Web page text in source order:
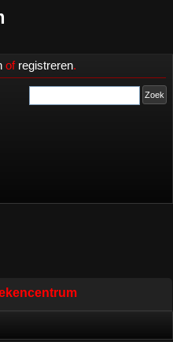
of registreren.